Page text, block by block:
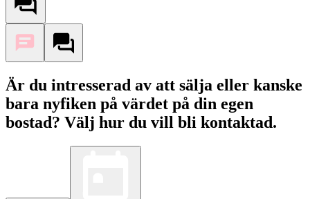
Är du intresserad av att sälja eller kanske
bara nyfiken på värdet på din egen
bostad? Välj hur du vill bli kontaktad.